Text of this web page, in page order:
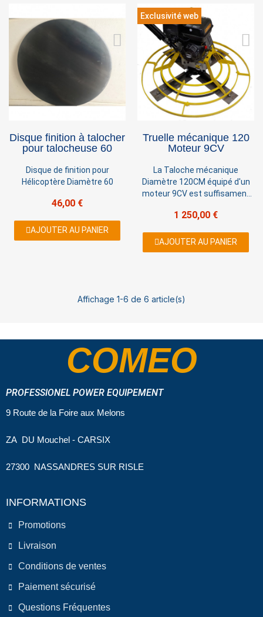
Disque finition à talocher
pour talocheuse 60
Disque de finition pour
Hélicoptère Diamètre 60
46,00 €
AJOUTER AU PANIER
Exclusivité web
Truelle mécanique 120
Moteur 9CV
La Taloche mécanique
Diamètre 120CM équipé d'un
moteur 9CV est suffisament
surface. Elle est destiné à
plane comme les dalles.
1 250,00 €
AJOUTER AU PANIER
Affichage 1-6 de 6 article(s)
COMEO
PROFESSIONEL POWER EQUIPEMENT
9 Route de la Foire aux Melons
ZA DU Mouchel - CARSIX
27300 NASSANDRES SUR RISLE
INFORMATIONS
Promotions
Livraison
Conditions de ventes
Paiement sécurisé
Questions Fréquentes